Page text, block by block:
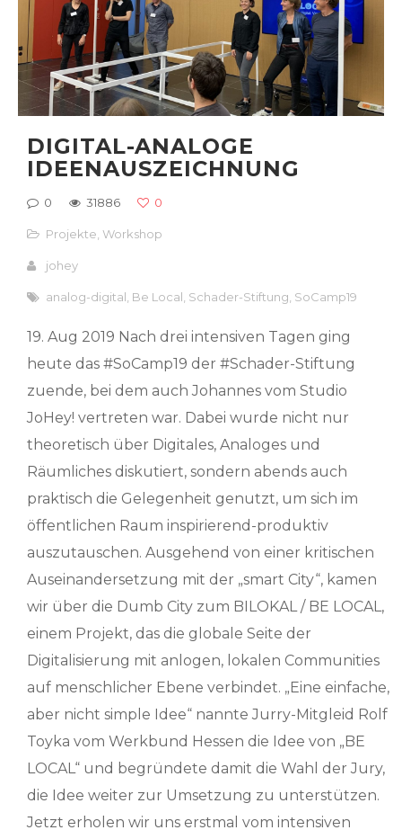
DIGITAL-ANALOGE
IDEENAUSZEICHNUNG
0 31886 0
Projekte ,Workshop
johey
analog-digital Be Local Schader-Stiftung SoCamp19
19. Aug 2019 Nach drei intensiven Tagen ging
heute das #SoCamp19 der #Schader-Stiftung
zuende, bei dem auch Johannes vom Studio
JoHey! vertreten war. Dabei wurde nicht nur
theoretisch über Digitales, Analoges und
Räumliches diskutiert, sondern abends auch
praktisch die Gelegenheit genutzt, um sich im
öffentlichen Raum inspirierend-produktiv
auszutauschen. Ausgehend von einer kritischen
Auseinandersetzung mit der „smart City“, kamen
wir über die Dumb City zum BILOKAL / BE LOCAL,
einem Projekt, das die globale Seite der
Digitalisierung mit anlogen, lokalen Communities
auf menschlicher Ebene verbindet. „Eine einfache,
aber nicht simple Idee“ nannte Jurry-Mitgleid Rolf
Toyka vom Werkbund Hessen die Idee von „BE
LOCAL“ und begründete damit die Wahl der Jury,
die Idee weiter zur Umsetzung zu unterstützen.
Jetzt erholen wir uns erstmal vom intensiven